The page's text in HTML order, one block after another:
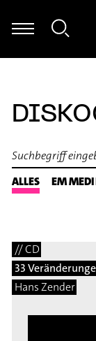
ALLES EM
// CD
33
Hans Zender